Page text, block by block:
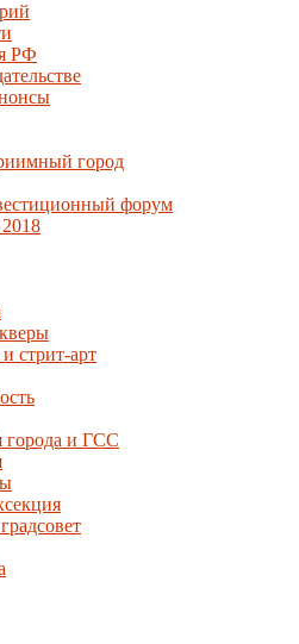
РФ
город
форум
стрит-арт
города и ГСС